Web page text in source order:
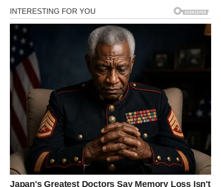
Moguće je poznanstvo kroz posao, izlazak ili prijatelje.
Ljubav dolazi onda kada prestanete juriti
za njom
Jedna osoba pokazuje interesovanje mnogo ozbiljnije
nego što očekujete.
BIK
Poslije dugog perioda emotivne nesigurnosti, Bikovi
konačno upoznaju nekoga ko im vraća vjeru u ljubav.
Ova osoba donosi osjećaj stabilnosti, nježnosti i